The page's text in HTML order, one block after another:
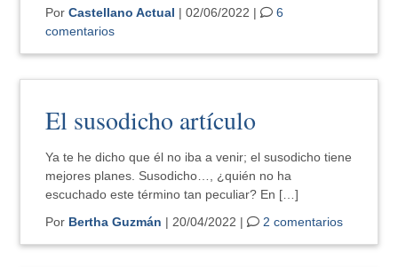
PorCastellano Actual | 02/06/2022 |
6
comentarios
El susodicho artículo
Ya te he dicho que él no iba a venir; el susodicho tiene
mejores planes. Susodicho…, ¿quién no ha
escuchado este término tan peculiar? En […]
Por Bertha Guzmán | 20/04/2022 | 2 comentarios